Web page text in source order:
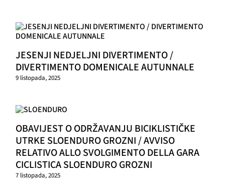
JESENJI NEDJELJNI DIVERTIMENTO /
DIVERTIMENTO DOMENICALE AUTUNNALE
9 listopada, 2025
OBAVIJEST O ODRŽAVANJU BICIKLISTIČKE
UTRKE SLOENDURO GROZNI / AVVISO
RELATIVO ALLO SVOLGIMENTO DELLA GARA
CICLISTICA SLOENDURO GROZNI
7 listopada, 2025